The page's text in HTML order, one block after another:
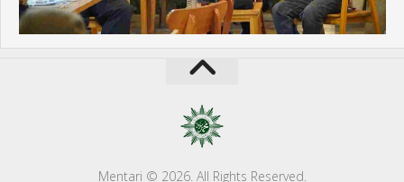
Mentari © 2026. All Rights Reserved.